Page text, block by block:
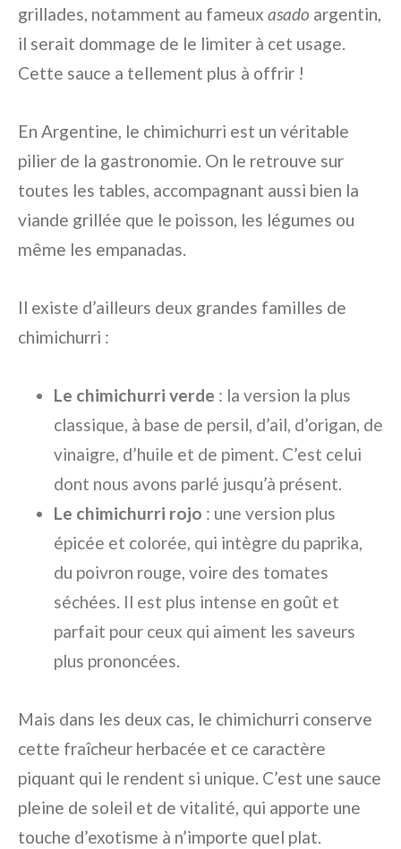
grillades, notamment au fameux asado argentin,
il serait dommage de le limiter à cet usage.
Cette sauce a tellement plus à offrir !
En Argentine, le chimichurri est un véritable
pilier de la gastronomie. On le retrouve sur
toutes les tables, accompagnant aussi bien la
viande grillée que le poisson, les légumes ou
même les empanadas.
Il existe d’ailleurs deux grandes familles de
chimichurri :
Le chimichurri verde : la version la plus
classique, à base de persil, d’ail, d’origan, de
vinaigre, d’huile et de piment. C’est celui
dont nous avons parlé jusqu’à présent.
Le chimichurri rojo : une version plus
épicée et colorée, qui intègre du paprika,
du poivron rouge, voire des tomates
séchées. Il est plus intense en goût et
parfait pour ceux qui aiment les saveurs
plus prononcées.
Mais dans les deux cas, le chimichurri conserve
cette fraîcheur herbacée et ce caractère
piquant qui le rendent si unique. C’est une sauce
pleine de soleil et de vitalité, qui apporte une
touche d’exotisme à n’importe quel plat.